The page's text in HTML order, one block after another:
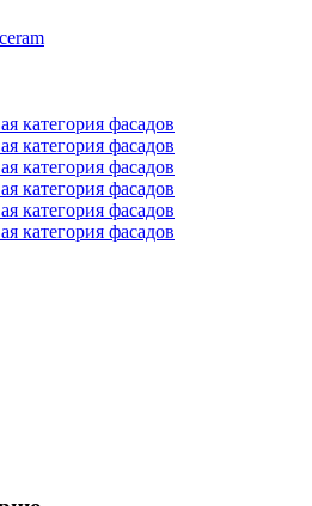
категория фасадов
категория фасадов
категория фасадов
категория фасадов
категория фасадов
категория фасадов